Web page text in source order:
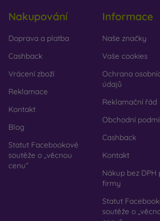
rozložit. Důraz na životní prostředí je dnes
najdete desítky zajímavých krytů na
Nakupování
Doprava a platba
Cashback
Vrácení zboží
Reklamace
Kontakt
Blog
Statut Facebookové
soutěže o „věcnou
cenu“
Informace
Naše značky
Vaše cookies
Ochrana
údajů
Reklamační řád
Obchodní
Cashback
Kontakt
Nákup bez DPH
firmy
Statut
soutěže o